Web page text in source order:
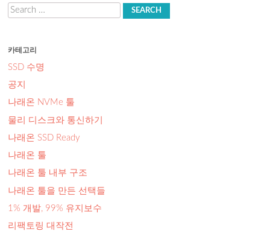
Search
카테고리
SSD 수명
공지
나래온 NVMe 툴
물리 디스크와 통신하기
나래온 SSD Ready
나래온 툴
나래온 툴 내부 구조
나래온 툴을 만든 선택들
1% 개발, 99% 유지보수
리팩토링 대작전